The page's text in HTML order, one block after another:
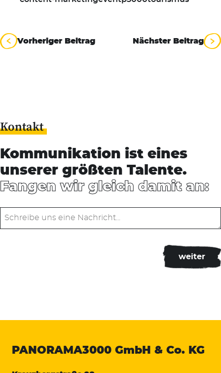
Beitragsnavigation
Vorheriger Beitrag Nächster Beitrag
Kontakt
Kommunikation ist eines
unserer größten Talente.
Fangen wir gleich damit an:
PANORAMA3000 GmbH & Co. KG